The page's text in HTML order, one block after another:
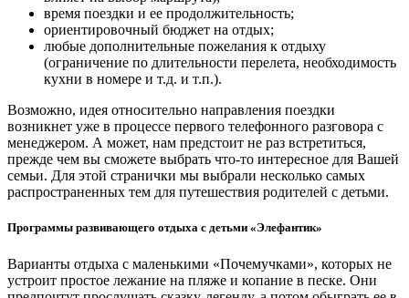
время поездки и ее продолжительность;
ориентировочный бюджет на отдых;
любые дополнительные пожелания к отдыху
(ограничение по длительности перелета, необходимость
кухни в номере и т.д. и т.п.).
Возможно, идея относительно направления поездки
возникнет уже в процессе первого телефонного разговора с
менеджером. А может, нам предстоит не раз встретиться,
прежде чем вы сможете выбрать что-то интересное для Вашей
семьи. Для этой странички мы выбрали несколько самых
распространенных тем для путешествия родителей с детьми.
Программы развивающего отдыха с детьми «Элефантик»
Варианты отдыха с маленькими «Почемучками», которых не
устроит простое лежание на пляже и копание в песке. Они